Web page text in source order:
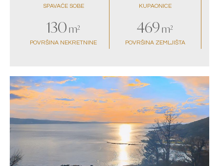
SPAVAĆE SOBE KUPAONICE
130 m²
POVRŠINA NEKRETNINE
469 m²
POVRŠINA ZEMLJIŠTA